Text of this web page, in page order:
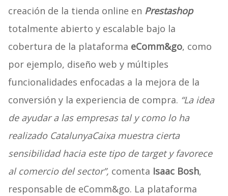
creación de la tienda online en Prestashop
totalmente abierto y escalable bajo la
cobertura de la plataforma eComm&go, como
por ejemplo, diseño web y múltiples
funcionalidades enfocadas a la mejora de la
conversión y la experiencia de compra. “La idea
de ayudar a las empresas tal y como lo ha
realizado CatalunyaCaixa muestra cierta
sensibilidad hacia este tipo de target y favorece
al comercio del sector”, comenta Isaac Bosh,
responsable de eComm&go. La plataforma